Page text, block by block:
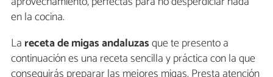
en la cocina.
La receta de migas andaluzasque te presento a
continuación es una receta sencilla y práctica con la que